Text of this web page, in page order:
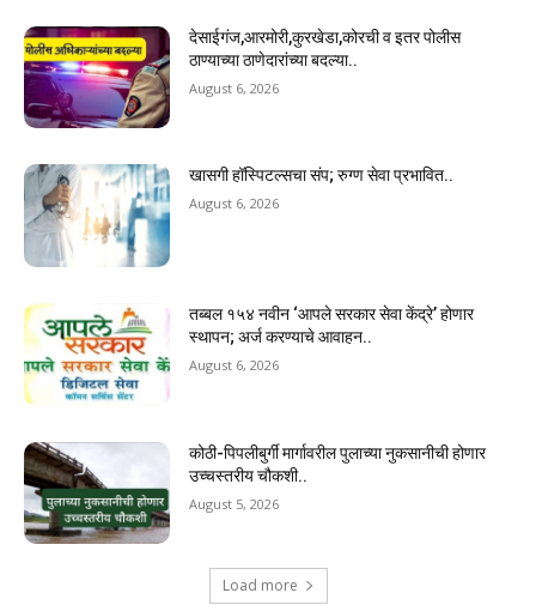
देसाईगंज,आरमोरी,कुरखेडा,कोरची व इतर पोलीस
ठाण्याच्या ठाणेदारांच्या बदल्या..
August 6, 2026
खासगी हॉस्पिटल्सचा संप; रुग्ण सेवा प्रभावित..
August 6, 2026
तब्बल १५४ नवीन ‘आपले सरकार सेवा केंद्रे’ होणार
स्थापन; अर्ज करण्याचे आवाहन..
August 6, 2026
कोठी-पिपलीबुर्गी मार्गावरील पुलाच्या नुकसानीची होणार
उच्चस्तरीय चौकशी..
August 5, 2026
Load more